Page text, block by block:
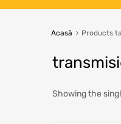
Acasă Products
Showing the